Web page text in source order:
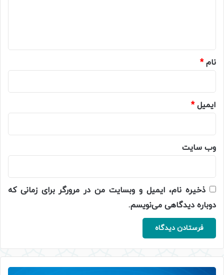
نام*
ایمیل*
وب‌ سایت
ذخیره نام، ایمیل و وبسایت من در مرورگر برای زمانی که
دوباره دیدگاهی می‌نویسم.